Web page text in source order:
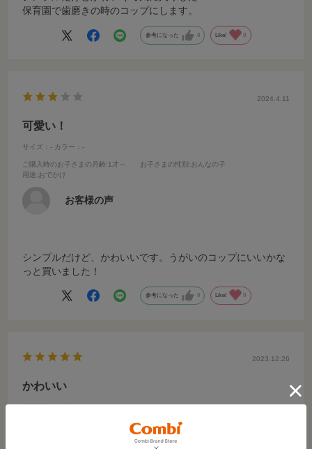
保育園で歯磨きの時のコップにします。
参考になった 0 Like! 0
2024.4.11
可愛い！
サイズ：- カラー：-
ご購入時のお子さまの月齢:1才～ お子さまの性別 :おんなの子
用途:おでかけ
お客様の声
シンプルだけど、かわいいです。うがいのコップにいいかな
っと買いました！
参考になった 0 Like! 0
2023.12.26
かわいい
サイズ：- カラー：-